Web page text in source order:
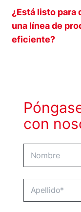
¿Está listo para
una línea de
eficiente?
con